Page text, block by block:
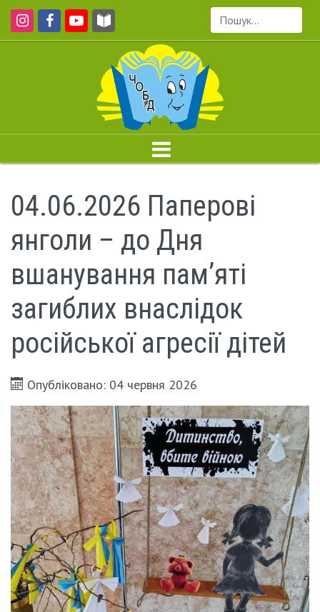
Пошук...
04.06.2026 Паперові
янголи – до Дня
вшанування пам’яті
загиблих внаслідок
російської агресії дітей
Опубліковано: 04 червня 2026